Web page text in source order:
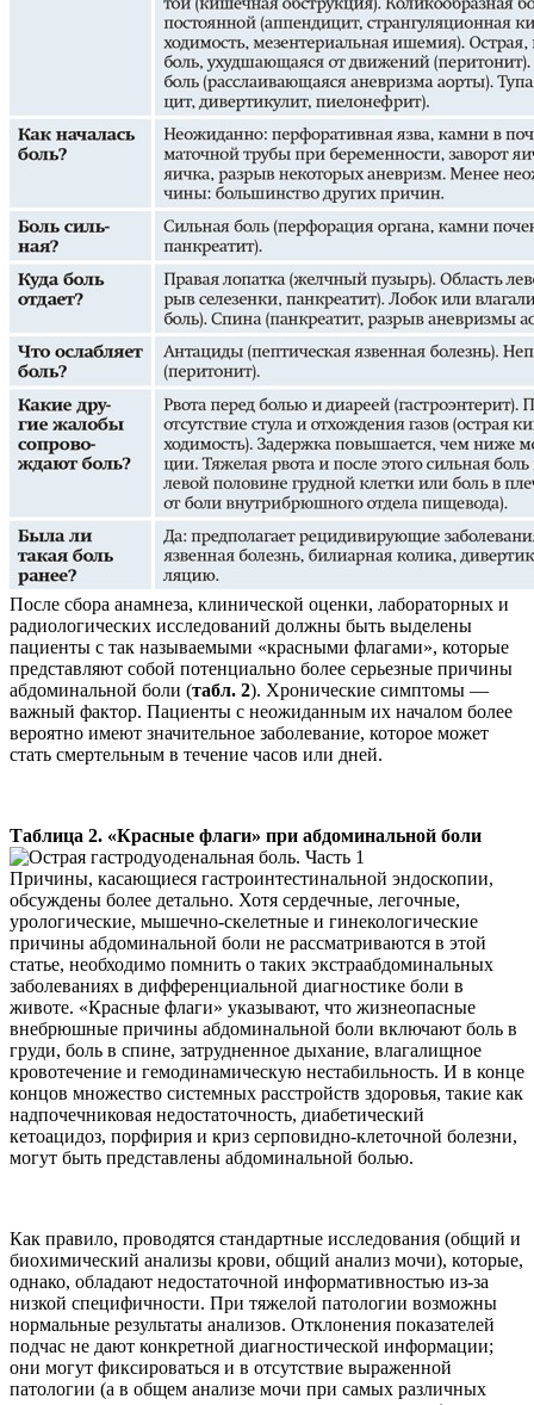
После сбора анамнеза, клинической оценки, лабораторных и
радиологических исследований должны быть выделены
пациенты с так называемыми «красными флагами», которые
представляют собой потенциально более серьезные причины
абдоминальной боли (табл. 2). Хронические симптомы —
важный фактор. Пациенты с неожиданным их началом более
вероятно имеют значительное заболевание, которое может
стать смертельным в течение часов или дней.
Таблица 2. «Красные флаги» при абдоминальной боли
Причины, касающиеся гастроинтестинальной эндоскопии,
обсуждены более детально. Хотя сердечные, легочные,
урологические, мышечно-скелетные и гинекологические
причины абдоминальной боли не рассматриваются в этой
статье, необходимо помнить о таких экстраабдоминальных
заболеваниях в дифференциальной диагностике боли в
животе. «Красные флаги» указывают, что жизнеопасные
внебрюшные причины абдоминальной боли включают боль в
груди, боль в спине, затрудненное дыхание, влагалищное
кровотечение и гемодинамическую нестабильность. И в конце
концов множество системных расстройств здоровья, такие как
надпочечниковая недостаточность, диабетический
кетоацидоз, порфирия и криз серповидно-клеточной болезни,
могут быть представлены абдоминальной болью.
Как правило, проводятся стандартные исследования (общий и
биохимический анализы крови, общий анализ мочи), которые,
однако, обладают недостаточной информативностью из-за
низкой специфичности. При тяжелой патологии возможны
нормальные результаты анализов. Отклонения показателей
подчас не дают конкретной диагностической информации;
они могут фиксироваться и в отсутствие выраженной
патологии (а в общем анализе мочи при самых различных